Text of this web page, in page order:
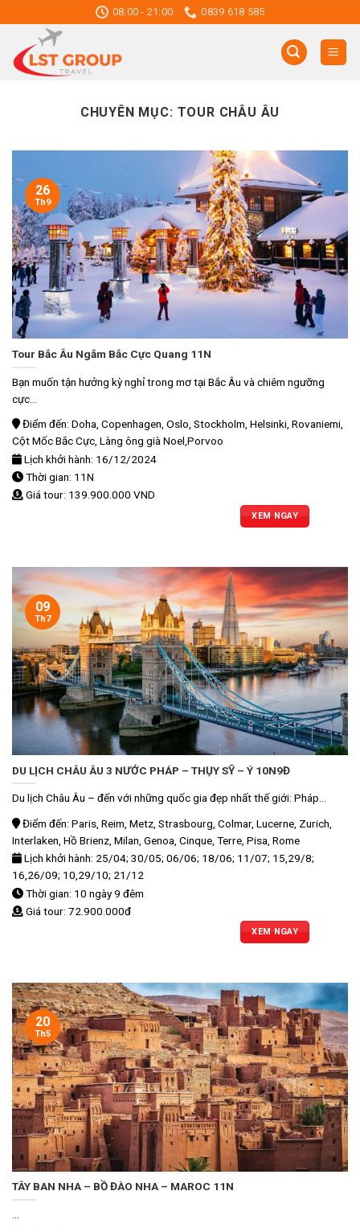
to
content
08:00 - 21:00 0839 618 585
CHUYÊN MỤC: TOUR CHÂU ÂU
Tour Bắc Âu Ngắm Bắc Cực Quang 11N
Bạn muốn tận hưởng kỳ nghỉ trong mơ tại Bắc Âu và chiêm ngưỡng
cực...
Điểm đến: Doha, Copenhagen, Oslo, Stockholm, Helsinki, Rovaniemi,
Cột Mốc Bắc Cực, Làng ông già Noel,Porvoo
Lịch khởi hành: 16/12/2024
Thời gian: 11N
Giá tour: 139.900.000 VND
XEM NGAY
26
Th9
DU LỊCH CHÂU ÂU 3 NƯỚC PHÁP – THỤY SỸ – Ý 10N9Đ
Du lịch Châu Âu – đến với những quốc gia đẹp nhất thế giới: Pháp...
Điểm đến: Paris, Reim, Metz, Strasbourg, Colmar, Lucerne, Zurich,
Interlaken, Hồ Brienz, Milan, Genoa, Cinque, Terre, Pisa, Rome
Lịch khởi hành: 25/04; 30/05; 06/06; 18/06; 11/07; 15,29/8;
16,26/09; 10,29/10; 21/12
Thời gian: 10 ngày 9 đêm
Giá tour: 72.900.000đ
XEM NGAY
09
Th7
TÂY BAN NHA – BỒ ĐÀO NHA – MAROC 11N
20
Th5